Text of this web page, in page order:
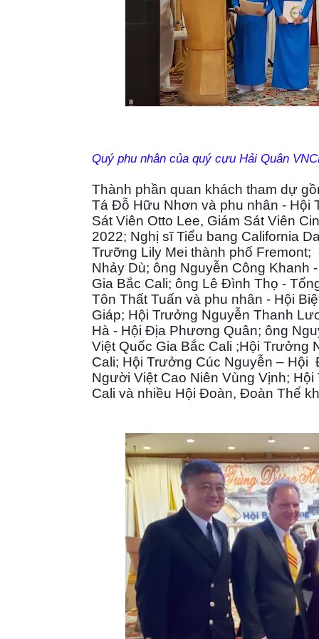
Quý phu nhân của quý cựu Hải Quân
Thành phần quan khách tham dự
Tá Đỗ Hữu Nhơn và phu nhân - Hội
Sát Viên Otto Lee, Giám Sát Viên
2022; Nghị sĩ Tiểu bang California
Trưỡng Lily Mei thành phố
Nhảy Dù; ông Nguyễn Công Khanh
Gia Bắc Cali; ông Lê Đình Thọ -
Tôn Thất Tuấn và phu nhân - Hội
Giáp; Hội Trưởng Nguyễn Thanh
Hà - Hội Địa Phương Quân; ông
Việt Quốc Gia Bắc Cali ;Hội Trưởng
Cali; Hội Trưởng Cúc Nguyễn – Hội
Người Việt Cao Niên Vùng Vịnh;
Cali và nhiều Hội Đoàn, Đoàn Thể